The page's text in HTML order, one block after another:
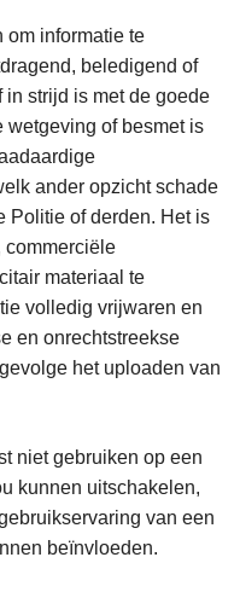
om informatie te
beledigend of
in strijd is met de goede
wetgeving of besmet is
ander opzicht schade
Politie of derden. Het is
commerciële
materiaal te
volledig vrijwaren en
en onrechtstreekse
het uploaden van
niet gebruiken op een
kunnen uitschakelen,
van een
beïnvloeden.